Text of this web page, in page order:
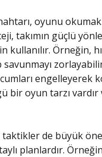
oyunu
takımın güçlü
Örneğin,
engelleyerek
bir oyun tarzı
taktikler de büyük
planlardır.